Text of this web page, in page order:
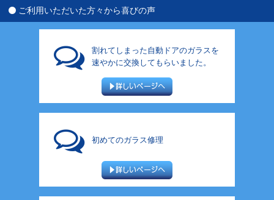
ご利用いただいた方々から喜びの声
割れてしまった自動ドアのガラスを
速やかに交換してもらいました。
初めてのガラス修理